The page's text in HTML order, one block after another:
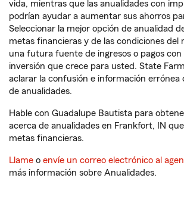
vida, mientras que las anualidades con
podrían ayudar a aumentar sus ahorros
Seleccionar la mejor opción de anualidad
metas financieras y de las condiciones del
una futura fuente de ingresos o pagos con
inversión que crece para usted. State
aclarar la confusión e información errónea
de anualidades.
Hable con Guadalupe Bautista para
acerca de anualidades en Frankfort, IN
metas financieras.
Llame o envíe un correo electrónico al
más información sobre Anualidades.